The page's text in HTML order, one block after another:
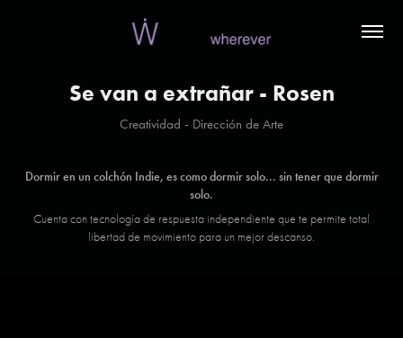
Se van a extrañar - Rosen
Creatividad - Dirección de Arte
Dormir en un colchón Indie, es como dormir solo... sin tener que dormir
solo.
Cuenta con tecnología de respuesta independiente que te permite total
libertad de movimiento para un mejor descanso.